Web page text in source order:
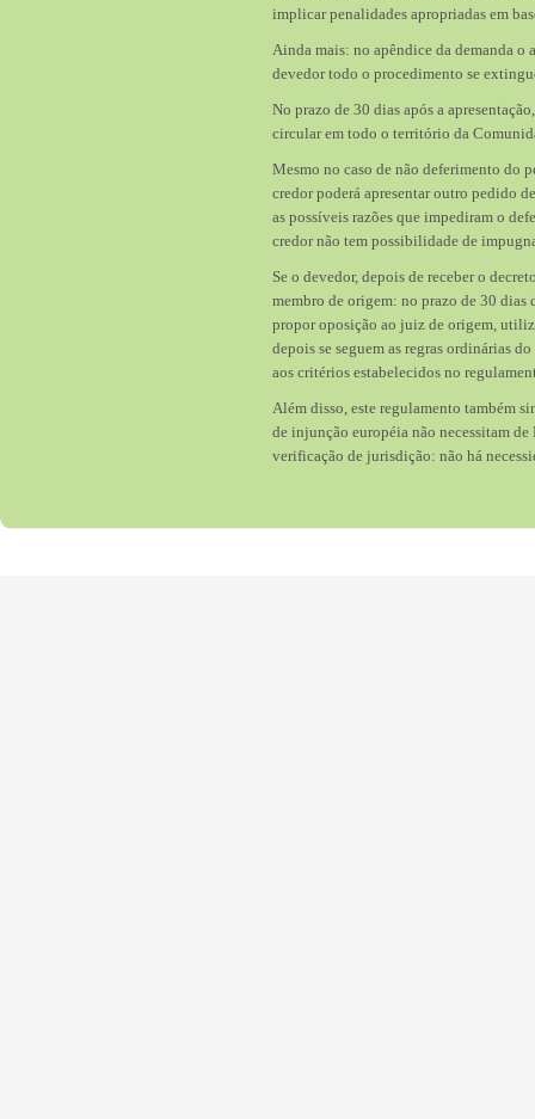
implicar penalidades apropriadas em
Ainda mais: no apêndice da demanda o
devedor todo o procedimento se
No prazo de 30 dias após a
circular em todo o território da
Mesmo no caso de não deferimento do
credor poderá apresentar outro pedido
as possíveis razões que impediram o
credor não tem possibilidade de
Se o devedor, depois de receber o
membro de origem: no prazo de 30
propor oposição ao juiz de origem,
depois se seguem as regras ordinárias
aos critérios estabelecidos no
Além disso, este regulamento também
de injunção européia não necessitam
verificação de jurisdição: não há